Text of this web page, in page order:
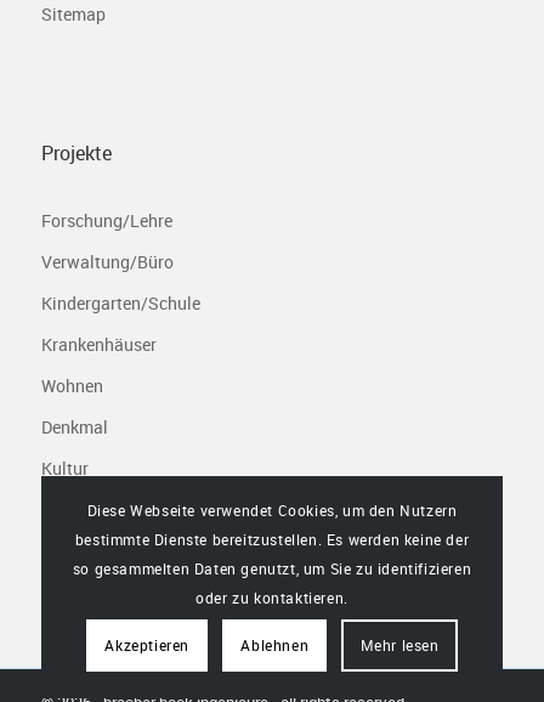
Sitemap
Projekte
Forschung/Lehre
Verwaltung/Büro
Kindergarten/Schule
Krankenhäuser
Wohnen
Denkmal
Kultur
Freizeit/Sport
Infrastruktur/Gewerbe
Diese Webseite verwendet Cookies, um den Nutzern
bestimmte Dienste bereitzustellen. Es werden keine der
so gesammelten Daten genutzt, um Sie zu identifizieren
oder zu kontaktieren.
Akzeptieren Ablehnen Mehr lesen